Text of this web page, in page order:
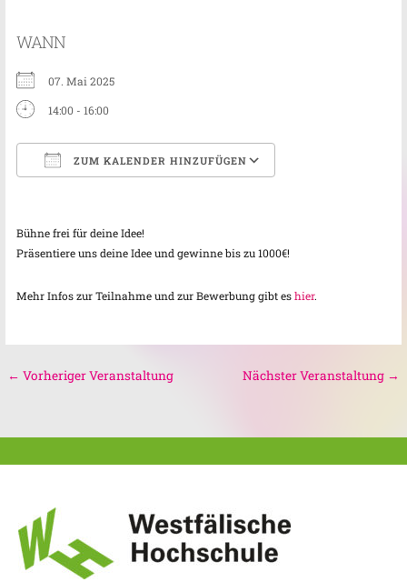
WANN
07. Mai 2025
14:00 - 16:00
ZUM KALENDER HINZUFÜGEN
Bühne frei für deine Idee!
Präsentiere uns deine Idee und gewinne bis zu 1000€!
Mehr Infos zur Teilnahme und zur Bewerbung gibt eshier.
← Vorheriger Veranstaltung Nächster Veranstaltung →